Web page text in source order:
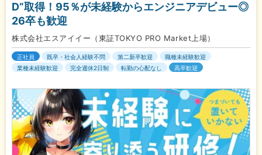
D”取得！95％が未経験からエンジニアデビュー◎
26卒も歓迎
株式会社エスアイイー（東証TOKYO PRO Market上場）
正社員 既卒・社会人経験不問 第二新卒歓迎
職種未経験歓迎
業種未経験歓迎
完全週休2日制 転勤の心配なし 高卒歓迎